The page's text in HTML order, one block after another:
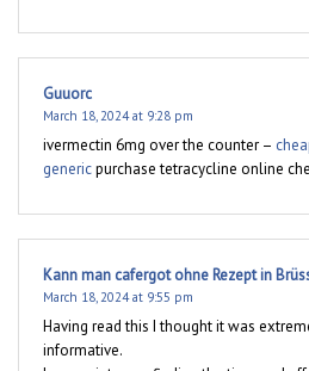
Guuorc
March 18, 2024 at 9:28 pm
ivermectin 6mg over the counter –
genericpurchase tetracycline online
Kann man cafergot ohne Rezept in
March 18, 2024 at 9:55 pm
Having read this I thought it was
informative.